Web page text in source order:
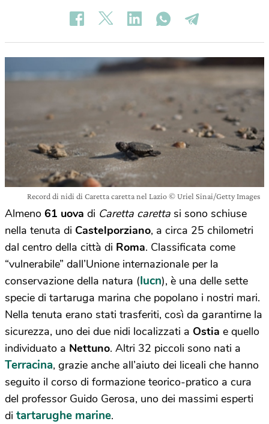
Record di nidi di Caretta caretta nel Lazio © Uriel Sinai/Getty Images
Almeno 61 uova di Caretta caretta si sono schiuse
nella tenuta di Castelporziano, a circa 25 chilometri
dal centro della città di Roma. Classificata come
“vulnerabile” dall’Unione internazionale per la
conservazione della natura (Iucn), è una delle sette
specie di tartaruga marina che popolano i nostri mari.
Nella tenuta erano stati trasferiti, così da garantirne la
sicurezza, uno dei due nidi localizzati a Ostia e quello
individuato a Nettuno. Altri 32 piccoli sono nati a
Terracina, grazie anche all’aiuto dei liceali che hanno
seguito il corso di formazione teorico-pratico a cura
del professor Guido Gerosa, uno dei massimi esperti
di tartarughe marine.